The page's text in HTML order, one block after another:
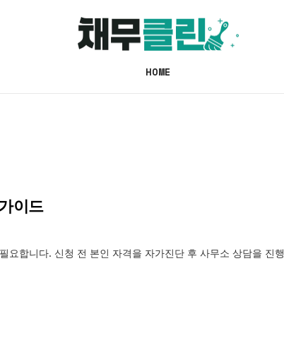
HOME
이드
합니다. 신청 전 본인 자격을 자가진단 후 사무소 상담을 진행